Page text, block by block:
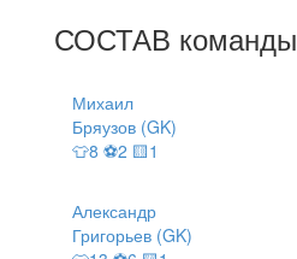
СОСТАВ команды
Михаил
Бряузов (GK)
👕8 ⚽2 🟨1
Александр
Григорьев (GK)